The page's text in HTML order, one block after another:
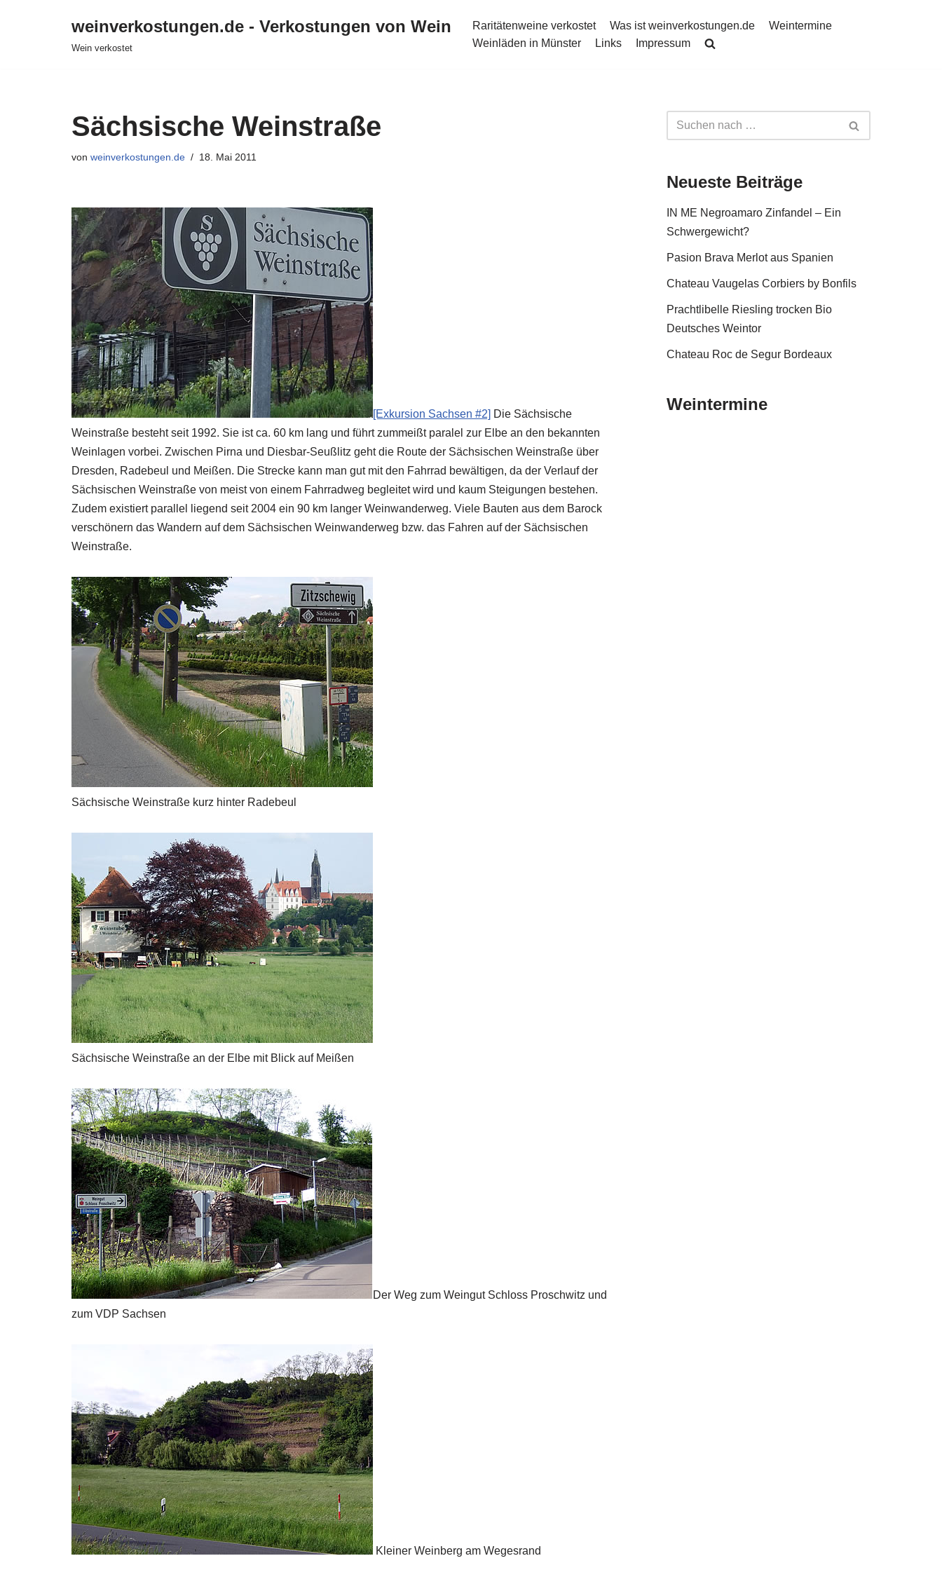
weinverkostungen.de - Verkostungen von Wein
Wein verkostet
Raritätenweine verkostet Was ist weinverkostungen.de
Weintermine
Weinläden in Münster
Links Impressum
Sächsische Weinstraße
von weinverkostungen.de 18. Mai 2011
[Exkursion Sachsen #2] Die Sächsische
Weinstraße besteht seit 1992. Sie ist ca. 60 km lang und führt zummeißt paralel zur Elbe an den bekannten
Weinlagen vorbei. Zwischen Pirna und Diesbar-Seußlitz geht die Route der Sächsischen Weinstraße über
Dresden, Radebeul und Meißen. Die Strecke kann man gut mit den Fahrrad bewältigen, da der Verlauf der
Sächsischen Weinstraße von meist von einem Fahrradweg begleitet wird und kaum Steigungen bestehen.
Zudem existiert parallel liegend seit 2004 ein 90 km langer Weinwanderweg. Viele Bauten aus dem Barock
verschönern das Wandern auf dem Sächsischen Weinwanderweg bzw. das Fahren auf der Sächsischen
Weinstraße.
Sächsische Weinstraße kurz hinter Radebeul
Sächsische Weinstraße an der Elbe mit Blick auf Meißen
Der Weg zum Weingut Schloss Proschwitz und
zum VDP Sachsen
Kleiner Weinberg am Wegesrand
Neueste Beiträge
IN ME Negroamaro Zinfandel – Ein
Schwergewicht?
Pasion Brava Merlot aus Spanien
Chateau Vaugelas Corbiers by Bonfils
Prachtlibelle Riesling trocken Bio
Deutsches Weintor
Chateau Roc de Segur Bordeaux
Weintermine